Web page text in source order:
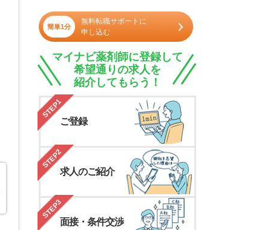
簡単1分
無料転職サポートに
申し込む
マイナビ薬剤師に登録して
希望通りの求人を
紹介してもらう！
STEP1
ご登録
STEP2
求人のご紹介
STEP3
面接・条件交渉